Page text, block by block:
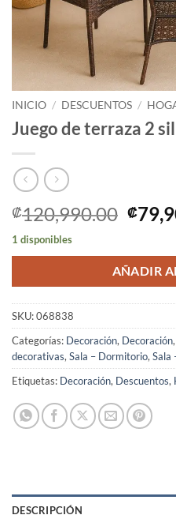
INICIO / DESCUENTOS /
Juego de terraza 2
₡120,990.00 El
precio
era:
₡
1 disponibles
AÑADIR
SKU:068838
Categorías: Decoración, Decoración,
decorativas, Sala – Dormitorio, Sala
Etiquetas: Decoración, Descuentos,
DESCRIPCIÓN